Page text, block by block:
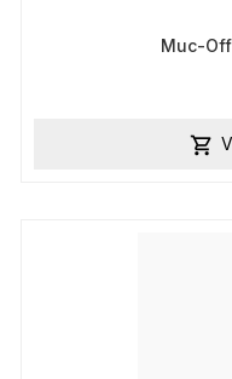
Muc-
